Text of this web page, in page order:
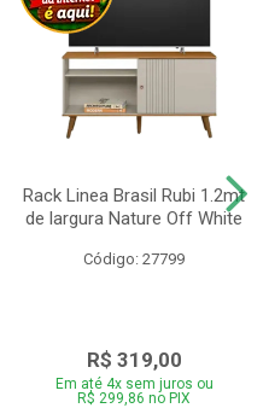
Rack Linea Brasil Rubi 1.2mt
de largura Nature Off White
Código: 27799
R$ 319,00
Em até 4x sem juros ou
R$ 299,86 no PIX